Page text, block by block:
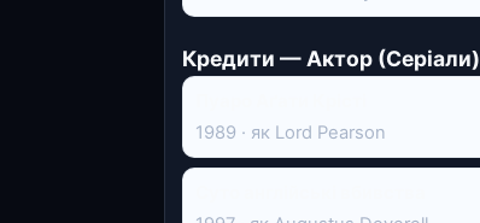
Кредити — Актор (Серіали)
1989 · як Lord Pearson